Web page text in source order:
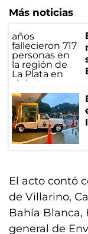
Más noticias
El acto contó
de Villarino,
Bahía Blanca,
general de